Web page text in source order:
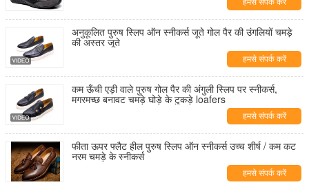
हमसे संपर्क करें
अनुकूलित पुरुष स्लिप ऑन स्नीकर्स जूते गोल पैर की उंगलियों चमड़े
की अस्तर जूते
हमसे संपर्क करें
कम ऊँची एड़ी वाले पुरुष गोल पैर की अंगुली स्लिप पर स्नीकर्स,
मगरमच्छ बनावट चमड़े घोड़े के टुकड़े loafers
हमसे संपर्क करें
फीता ऊपर फ्लैट हील पुरुष स्लिप ऑन स्नीकर्स उच्च शीर्ष / कम कट
नरम चमड़े के स्नीकर्स
हमसे संपर्क करें